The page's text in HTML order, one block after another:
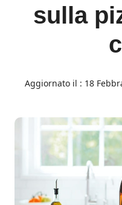
sulla
Aggiornato il : 18